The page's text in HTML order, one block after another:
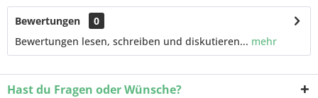
Bewertungen
0
Bewertungen lesen, schreiben und diskutieren... mehr
Hast du Fragen oder Wünsche?